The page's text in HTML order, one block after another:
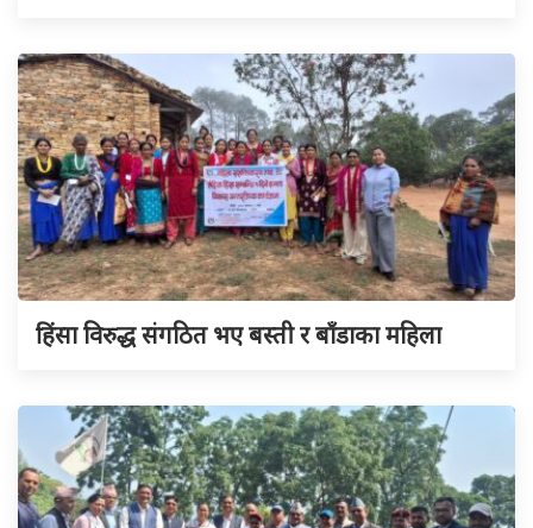
हिंसा विरुद्ध संगठित भए बस्ती र बाँडाका महिला